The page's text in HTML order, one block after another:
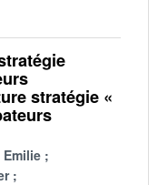
stratégie «
Emilie